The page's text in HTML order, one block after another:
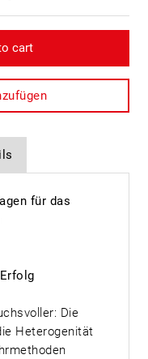
cart
für das
Die
Heterogenität